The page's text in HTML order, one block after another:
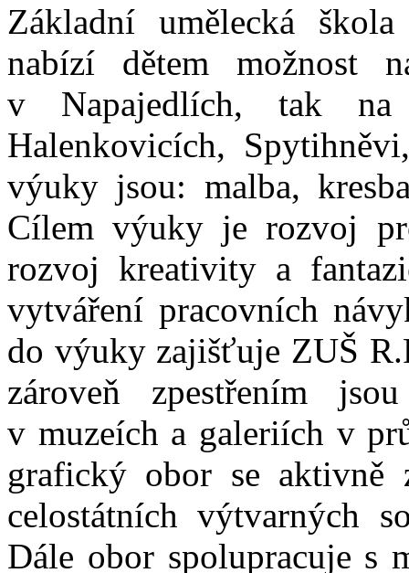
Základní umělecká
nabízí dětem možnost
v Napajedlích, tak na
Halenkovicích,
výuky jsou: malba,
Cílem výuky je rozvoj
rozvoj kreativity a
vytváření pracovních
do výuky zajišťuje ZUŠ
zároveň zpestřením
v muzeích a galeriích v
grafický obor se aktivně
celostátních výtvarných
Dále obor spolupracuje